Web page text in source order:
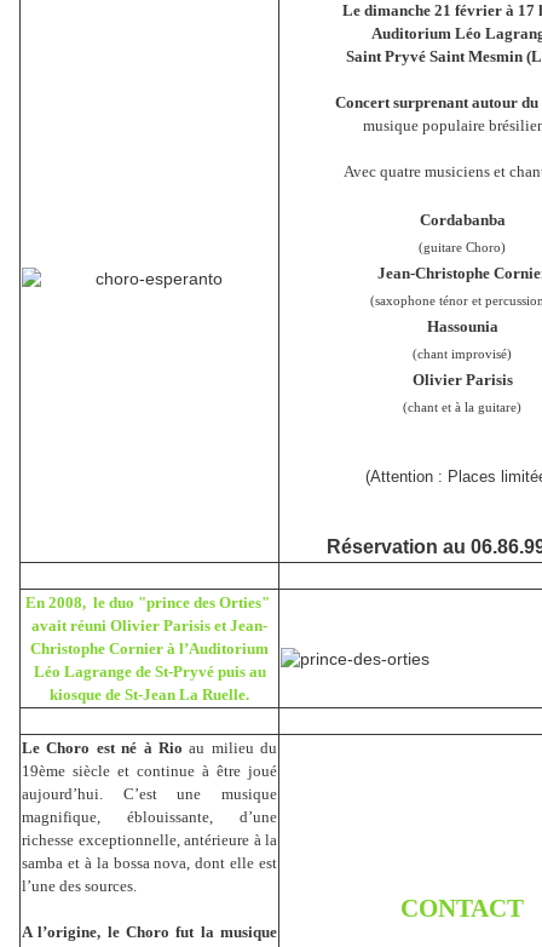
Le dimanche 21 février à 17
Auditorium Léo
Saint Pryvé Saint Mesmin
Concert surprenant autour du
musique populaire
Avec quatre musiciens et
Cordabanba
(guitare Choro)
Jean-Christophe
(saxophone ténor et
Hassounia
(chant improvisé)
Olivier Parisis
(chant et à la guitare)
(Attention : Places
Réservation au
En 2008, le duo "prince des Orties"
avaitréuni Olivier Parisis et Jean-
Christophe Cornier à l’Auditorium
Léo Lagrange de St-Pryvé puis au
kiosque de St-Jean La Ruelle.
Le Choro est né à Rio au milieu du
19ème siècle et continue à être joué
aujourd’hui. C’est une musique
magnifique, éblouissante, d’une
richesse exceptionnelle, antérieure à la
samba et à la bossa nova, dont elle est
l’une des sources.
A l’origine, le Choro fut la musique
CONTACT